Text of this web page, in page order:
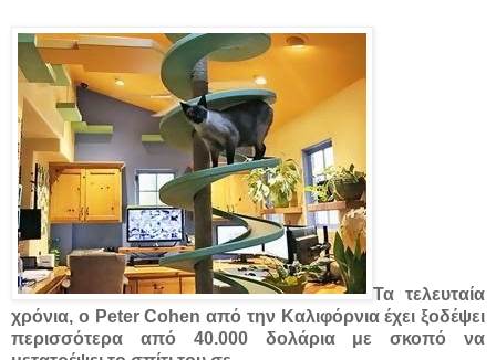
Τα τελευταία
χρόνια, ο Peter Cohen από την Καλιφόρνια έχει ξοδέψει
περισσότερα από 40.000 δολάρια με σκοπό να